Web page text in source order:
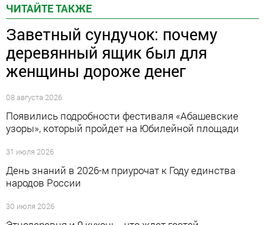
ЧИТАЙТЕ ТАКЖЕ
Заветный сундучок: почему
деревянный ящик был для
женщины дороже денег
08 августа 2026
Появились подробности фестиваля «Абашевские
узоры», который пройдет на Юбилейной площади
31 июля 2026
День знаний в 2026-м приурочат к Году единства
народов России
30 июля 2026